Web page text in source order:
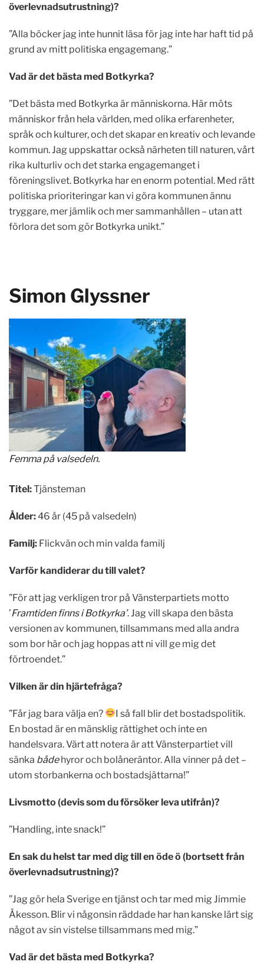
överlevnadsutrustning)?
”Alla böcker jag inte hunnit läsa för jag inte har haft tid på
grund av mitt politiska engagemang.”
Vad är det bästa med Botkyrka?
”Det bästa med Botkyrka är människorna. Här möts
människor från hela världen, med olika erfarenheter,
språk och kulturer, och det skapar en kreativ och levande
kommun. Jag uppskattar också närheten till naturen, vårt
rika kulturliv och det starka engagemanget i
föreningslivet. Botkyrka har en enorm potential. Med rätt
politiska prioriteringar kan vi göra kommunen ännu
tryggare, mer jämlik och mer sammanhållen – utan att
förlora det som gör Botkyrka unikt.”
Simon Glyssner
Femma på valsedeln.
Titel:Tjänsteman
Ålder:46 år (45 på valsedeln)
Familj: Flickvän och min valda familj
Varför kandiderar du till valet?
”För att jag verkligen tror på Vänsterpartiets motto
’Framtiden finns i Botkyrka’. Jag vill skapa den bästa
versionen av kommunen, tillsammans med alla andra
som bor här och jag hoppas att ni vill ge mig det
förtroendet.”
Vilken är din hjärtefråga?
”Får jag bara välja en?
I så fall blir det bostadspolitik.
En bostad är en mänsklig rättighet och inte en
handelsvara. Värt att notera är att Vänsterpartiet vill
sänka bådehyror och bolåneräntor. Alla vinner på det –
utom storbankerna och bostadsjättarna!”
Livsmotto (devis som du försöker leva utifrån)?
”Handling, inte snack!”
En sak du helst tar med dig till en öde ö (bortsett från
överlevnadsutrustning)?
”Jag gör hela Sverige en tjänst och tar med mig Jimmie
Åkesson. Blir vi någonsin räddade har han kanske lärt sig
något av sin vistelse tillsammans med mig.”
Vad är det bästa med Botkyrka?